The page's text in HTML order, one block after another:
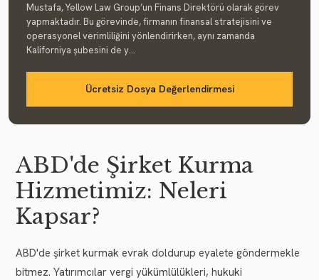
Mustafa, Yellow Law Group’un Finans Direktörü olarak görev
yapmaktadır. Bu görevinde, firmanın finansal stratejisini ve
operasyonel verimliliğini yönlendirirken, aynı zamanda
Kaliforniya şubesini de y...
Ücretsiz Dosya Değerlendirmesi
ABD'de Şirket Kurma
Hizmetimiz: Neleri
Kapsar?
ABD'de şirket kurmak evrak doldurup eyalete göndermekle
bitmez. Yatırımcılar vergi yükümlülükleri, hukuki